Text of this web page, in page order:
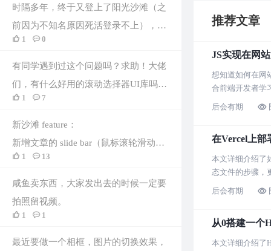
时隔多年，终于又登上了阳光沙滩（之
前因为不知名原因死活登录不上），变
成了我不认识的样子，趁此机会，给我
最近在搞的ai代充会员网站搞点推广，
价格绝对便宜，ChatGPT plus只需要11
元，可批发，可零售，也有Gemini pro
https://www.ai-member.icu?from=1222
1 0
有同学遇到过这个问题吗？求助！大佬
们，有什么好用的滚动选择器UI库吗？
能设置年月日/时分/城市。
1 7
新沙滩 feature：
新增文章的 slide bar（鼠标滚轮滑动实
在太难受啦，文章稍微长一点要滑很
久）
1 13
咸鱼卖东西，大家发出去的时候一定要
拍照留视频。
1 1
最近要做一个相框，图片的切换效果，
推荐文章
JS实现在网
想知道如何在网
合前端开发者学
后会有期
在Vercel上部
本文详细介绍了
态文件的步骤，
后会有期
从0搭建一个
本文详细介绍了